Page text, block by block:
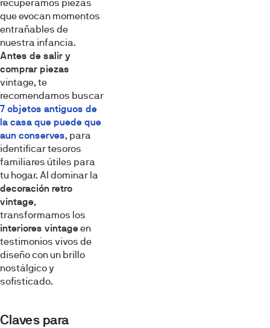
recuperamos piezas
que evocan momentos
entrañables de
nuestra infancia.
Antes de salir y
comprar piezas
vintage, te
recomendamos buscar
7 objetos antiguos de
la casa que puede que
aun conserves, para
identificar tesoros
familiares útiles para
tu hogar. Al dominar la
decoración retro
vintage,
transformamos los
interiores vintageen
testimonios vivos de
diseño con un brillo
nostálgico y
sofisticado.
Claves para